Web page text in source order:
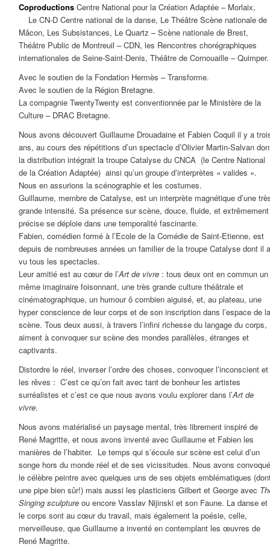
Coproductions Centre National pour la Création Adaptée –
Le CN-D Centre national de la danse, Le Théâtre Scène nationale de
Mâcon, Les Subsistances, Le Quartz – Scène nationale de Brest,
Théâtre Public de Montreuil – CDN, les Rencontres chorégraphiques
internationales de Seine-Saint-Denis, Théâtre de Cornouaille – Quimper.
Avec le soutien de la Fondation Hermès – Transforme.
Avec le soutien de la Région Bretagne.
La compagnie TwentyTwenty est conventionnée par le Ministère de la
Culture – DRAC Bretagne.
Nous avons découvert Guillaume Drouadaine et Fabien Coquil il y a
ans, au cours des répétitions d’un spectacle d’Olivier Martin-Salvan
la distribution intégrait la troupe Catalyse du CNCA (le Centre National
de la Création Adaptée) ainsi qu’un groupe d’interprètes « valides ».
Nous en assurions la scénographie et les costumes.
Guillaume, membre de Catalyse, est un interprète magnétique d’une
grande intensité. Sa présence sur scène, douce, fluide, et extrêmement
précise se déploie dans une temporalité fascinante.
Fabien, comédien formé à l’Ecole de la Comédie de Saint-Etienne, est
depuis de nombreuses années un familier de la troupe Catalyse dont il
vu tous les spectacles.
Leur amitié est au cœur de l’Art de vivre : tous deux ont en commun un
même imaginaire foisonnant, une très grande culture théâtrale et
cinématographique, un humour ô combien aiguisé, et, au plateau, une
hyper conscience de leur corps et de son inscription dans l’espace de
scène. Tous deux aussi, à travers l’infini richesse du langage du corps,
aiment à convoquer sur scène des mondes parallèles, étranges et
captivants.
Distordre le réel, inverser l’ordre des choses, convoquer l’inconscient et
les rêves : C’est ce qu’on fait avec tant de bonheur les artistes
surréalistes et c’est ce que nous avons voulu explorer dans l’Art de
vivre.
Nous avons matérialisé un paysage mental, très librement inspiré de
René Magritte, et nous avons inventé avec Guillaume et Fabien les
manières de l’habiter. Le temps qui s’écoule sur scène est celui d’un
songe hors du monde réel et de ses vicissitudes. Nous avons
le célèbre peintre avec quelques uns de ses objets emblématiques
une pipe bien sûr!) mais aussi les plasticiens Gilbert et George avec
Singing sculpture ou encore Vasslav Nijinski et son Faune. La danse et
le corps sont au cœur du travail, mais également la poésie, celle,
merveilleuse, que Guillaume a inventé en contemplant les œuvres de
René Magritte.